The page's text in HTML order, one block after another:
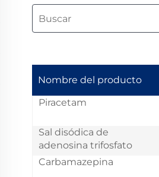
Nombre del producto
Piracetam
Sal disódica de
adenosina trifosfato
Carbamazepina